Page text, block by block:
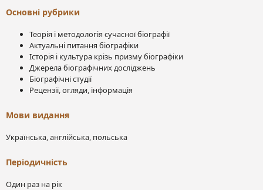
Основні рубрики
Теорія і методологія сучасної біографії
Актуальні питання біографіки
Історія і культура крізь призму біографіки
Джерела біографічних досліджень
Біографічні студії
Рецензії, огляди, інформація
Мови видання
Українська, англійська, польська
Періодичність
Один раз на рік